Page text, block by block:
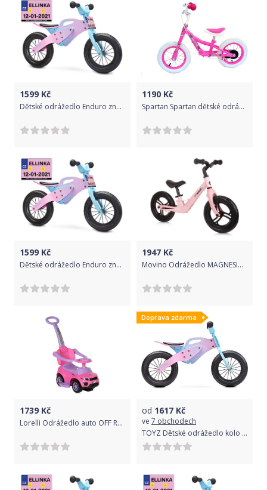
1599 Kč
Dětské odrážedlo Enduro značky Toyz, dřevěné, barva růžová, s osobní SPZ Text na SPZ: Řidičák mám krátce, ale řídím jako profík, Barva SPZ: růžová
1190 Kč
Spartan Spartan dětské odrážedlo TRAINER BIKE GIRL 12-12
1599 Kč
Dětské odrážedlo Enduro značky Toyz, dřevěné, barva růžová, s osobní SPZ Text na SPZ: Pokuty za mně platí tatínek, Barva SPZ: růžová
1947 Kč
Movino Odrážedlo MAGNESIUM PRO s odlehčeným rámem, kola 12", růžová R-013-RU
1739 Kč
Lorelli Odrážedlo auto OFF ROAD + Vodicí tyčí PINK
Doprava zdarma
od 1617 Kč
ve 7 obchodech
TOYZ Dětské odrážedlo kolo Toyz Enduro 2018 pink